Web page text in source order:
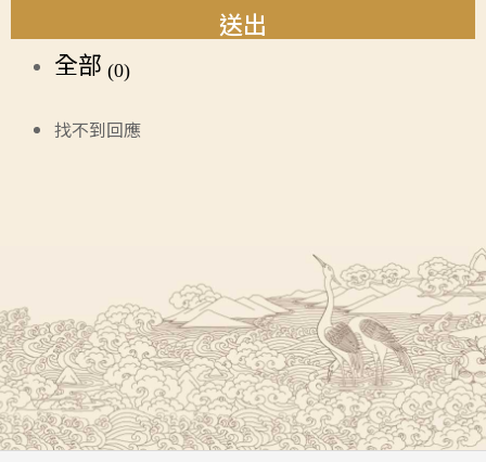
送出
全部 (0)
找不到回應